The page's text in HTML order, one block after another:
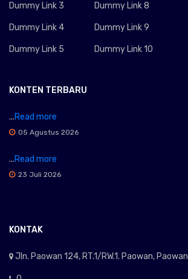
Dummy Link 3
Dummy Link 4
Dummy Link 5
Dummy Link 8
Dummy Link 9
Dummy Link 10
KONTEN TERBARU
...Read more
05 Agustus 2026
...Read more
23 Juli 2026
KONTAK
Jln. Paowan 124, RT.1/RW.1. Paowan, Paowan